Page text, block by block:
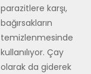
parazitlere karşı,
bağırsakların
temizlenmesinde
kullanılıyor. Çay
olarak da giderek